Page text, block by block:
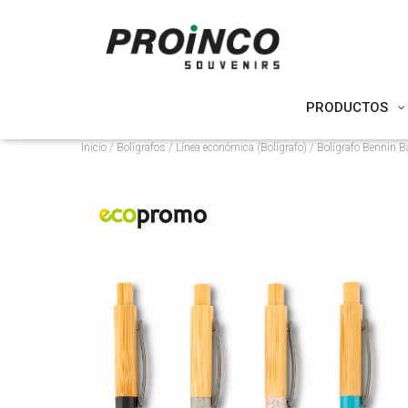
PRODUCTOS
Inicio/ Bolígrafos / Línea económica (Bolígrafo) / Bolígrafo Bennin